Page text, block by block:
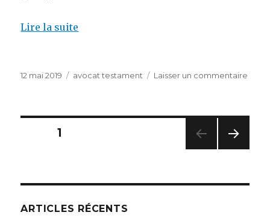
Lire la suite
Publié
12 mai 2019 Catégories
avocat testament Laisser un commentaire
Pagination
publications
PAGE1
ANT
ARTICLES RÉCENTS